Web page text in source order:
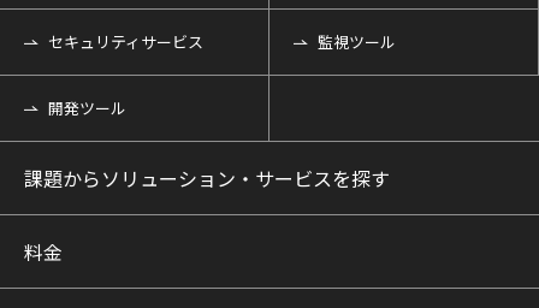
セキュリティサービス 監視ツール
開発ツール
課題からソリューション・サービスを探す
料金